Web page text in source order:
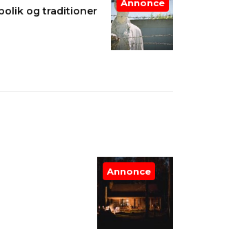
og traditioner
Annonce
Annonce